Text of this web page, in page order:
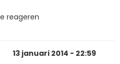
reageren
13 januari 2014 - 22:59